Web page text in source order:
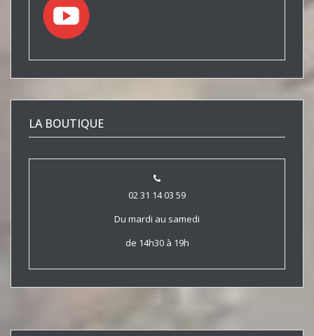
LA BOUTIQUE
02 31 14 03 59
Du mardi au samedi
de 14h30 à 19h